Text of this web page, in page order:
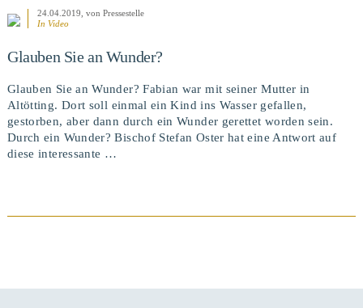
24.04.2019 , von Pressestelle
In Video
Glauben Sie an Wunder?
Glauben Sie an Wunder? Fabian war mit seiner Mutter in
Altötting. Dort soll einmal ein Kind ins Wasser gefallen,
gestorben, aber dann durch ein Wunder gerettet worden sein.
Durch ein Wunder? Bischof Stefan Oster hat eine Antwort auf
diese interessante …